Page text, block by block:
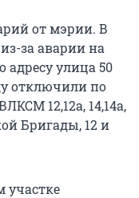
от мэрии. В
за аварии на
адресу улица 50
отключили по
12,12а, 14,14а,
Бригады, 12 и
участке